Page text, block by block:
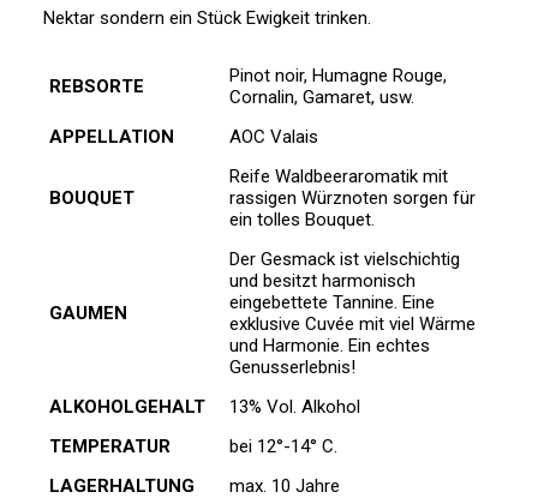
Nektar sondern ein Stück Ewigkeit trinken.
REBSORTE
Pinot noir, Humagne Rouge,
Cornalin, Gamaret, usw.
APPELLATION
AOC Valais
BOUQUET
Reife Waldbeeraromatik mit
rassigen Würznoten sorgen für
ein tolles Bouquet.
GAUMEN
Der Gesmack ist vielschichtig
und besitzt harmonisch
eingebettete Tannine. Eine
exklusive Cuvée mit viel Wärme
und Harmonie. Ein echtes
Genusserlebnis!
ALKOHOLGEHALT
13% Vol. Alkohol
TEMPERATUR
bei 12°-14° C.
LAGERHALTUNG
max. 10 Jahre